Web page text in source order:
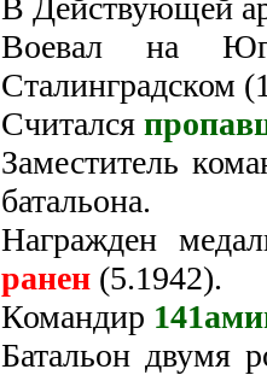
Воевал на
Сталинградском
Считался
Заместитель
батальона.
Награжден
ранен (5.1942).
Командир
Батальон двумя